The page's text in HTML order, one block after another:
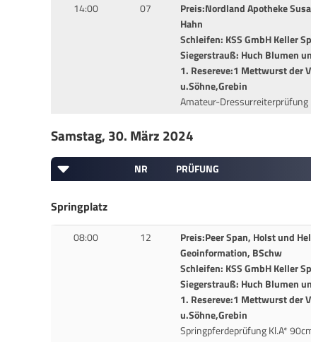
14:00 07
Preis:Nordland Apotheke
Hahn
Schleifen: KSS GmbH Keller
Siegerstrauß: Huch Blumen
1. Resereve:1 Mettwurst der
u.Söhne,Grebin
Amateur-Dressurreiterprüfung
Samstag, 30. März 2024
NR PRÜFUNG
Springplatz
08:00 12
Preis:Peer Span, Holst und
Geoinformation, BSchw
Schleifen: KSS GmbH Keller
Siegerstrauß: Huch Blumen
1. Resereve:1 Mettwurst der
u.Söhne,Grebin
Springpferdeprüfung Kl.A*